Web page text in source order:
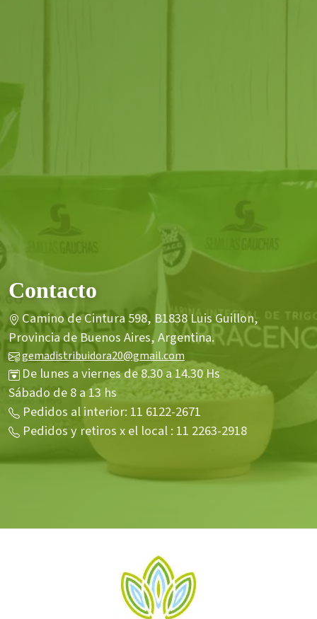
Contacto
Camino de Cintura 598, B1838 Luis Guillon,
Provincia de Buenos Aires, Argentina.
gemadistribuidora20@gmail.com
De lunes a viernes de 8.30 a 14.30 Hs
Sábado de 8 a 13 hs
Pedidos al interior: 11 6122-2671
Pedidos y retiros x el local : 11 2263-2918